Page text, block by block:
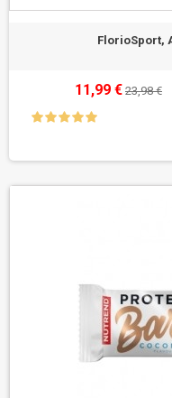
FlorioSport,
11,99 € 23,98 €